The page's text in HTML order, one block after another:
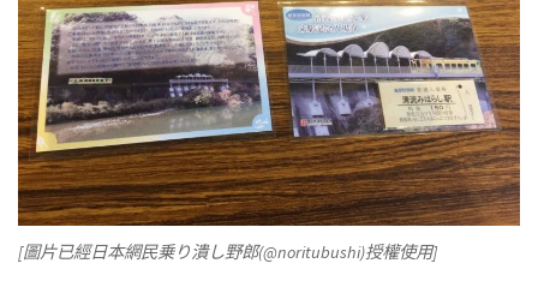
[圖片已經日本網民乗り潰し野郎(@noritubushi)授權使用]